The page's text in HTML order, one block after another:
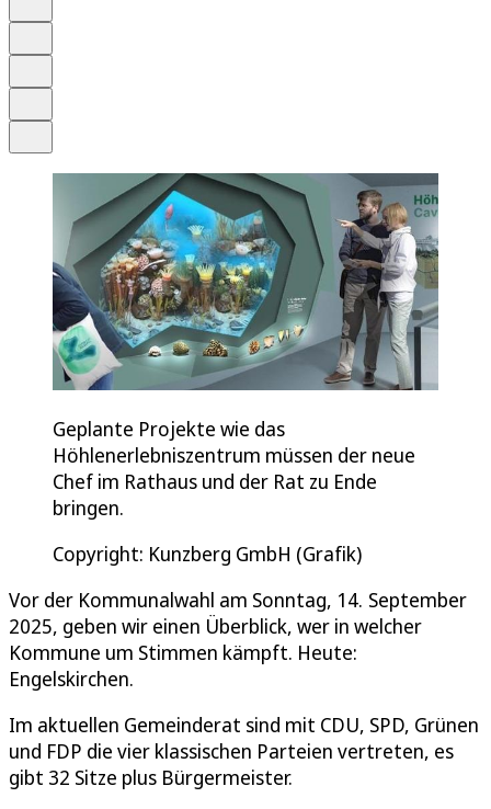
Geplante Projekte wie das
Höhlenerlebniszentrum müssen der neue
Chef im Rathaus und der Rat zu Ende
bringen.
Copyright: Kunzberg GmbH (Grafik)
Vor der Kommunalwahl am Sonntag, 14. September
2025, geben wir einen Überblick, wer in welcher
Kommune um Stimmen kämpft. Heute:
Engelskirchen.
Im aktuellen Gemeinderat sind mit CDU, SPD, Grünen
und FDP die vier klassischen Parteien vertreten, es
gibt 32 Sitze plus Bürgermeister.